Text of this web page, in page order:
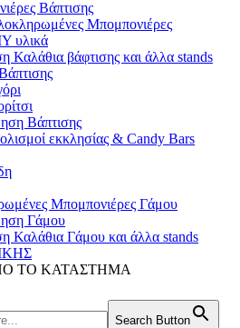
Βάπτισης
Μπομπονιέρες
υλικά
Καλάθια βάφτισης και άλλα stands
Βάπτισης
εκκλησίας & Candy Bars
Μπομπονιέρες Γάμου
Γάμου
Καλάθια Γάμου και άλλα stands
ΤΟ ΚΑΤΑΣΤΗΜΑ
Search Button